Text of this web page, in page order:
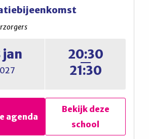
Informatiebijeenkomst
1, aanmelden via de
website
Zet in je agenda
jan
20:30
21:30
agenda
Bekijk deze
school